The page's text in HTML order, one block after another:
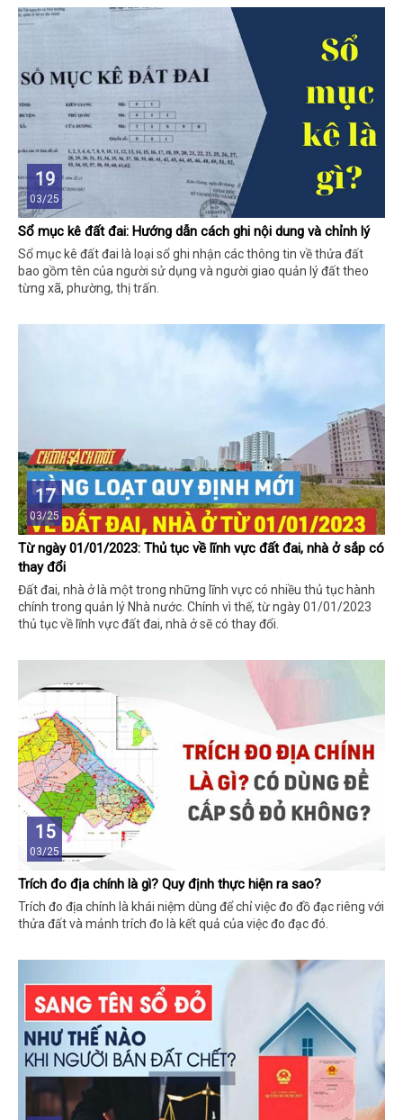
19
03/25
Sổ mục kê đất đai: Hướng dẫn cách ghi nội dung và chỉnh lý
Sổ mục kê đất đai là loại sổ ghi nhận các thông tin về thửa đất
bao gồm tên của người sử dụng và người giao quản lý đất theo
từng xã, phường, thị trấn.
17
03/25
Từ ngày 01/01/2023: Thủ tục về lĩnh vực đất đai, nhà ở sắp có
thay đổi
Đất đai, nhà ở là một trong những lĩnh vực có nhiều thủ tục hành
chính trong quản lý Nhà nước. Chính vì thế, từ ngày 01/01/2023
thủ tục về lĩnh vực đất đai, nhà ở sẽ có thay đổi.
15
03/25
Trích đo địa chính là gì? Quy định thực hiện ra sao?
Trích đo địa chính là khái niệm dùng để chỉ việc đo đồ đạc riêng với
thửa đất và mảnh trích đo là kết quả của việc đo đạc đó.